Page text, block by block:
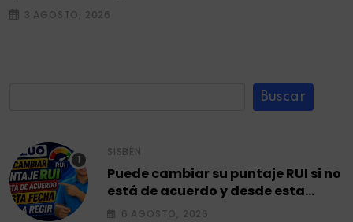
3 AGOSTO, 2026
Buscar
SISBÉN
Puede cambiar su puntaje RUI si no
está de acuerdo y desde esta
fecha empieza a regir en el 2026.
6 AGOSTO, 2026